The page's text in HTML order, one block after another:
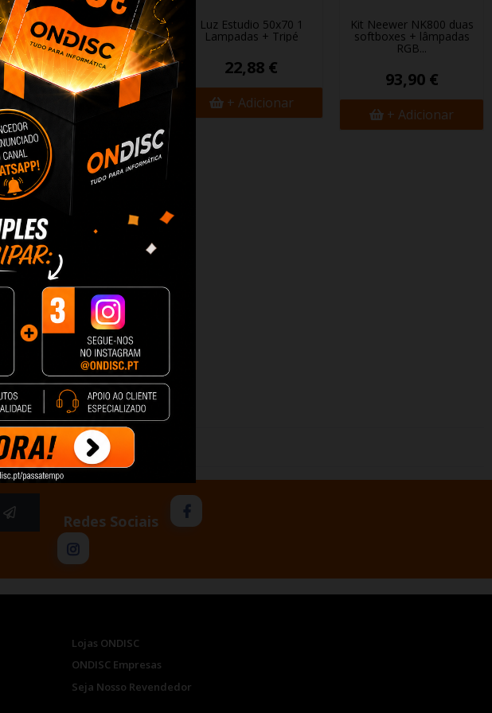
Flash Neewer Q6
487,90 €
+ Adicionar
Luz Estudio 50x70 1
Lampadas + Tripé
22,88 €
+ Adicionar
Kit Neewer NK800 duas
softboxes + lâmpadas
RGB...
93,90 €
+ Adicionar
Redes Sociais
Lojas ONDISC
ONDISC Empresas
Seja Nosso Revendedor